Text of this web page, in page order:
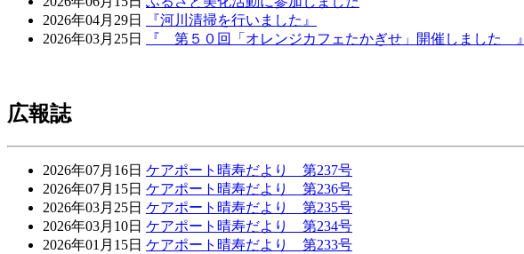
2026年04月29日
『河川清掃を行いました』
2026年03月25日
『 第５０回「オレンジカフェたかぎせ」開催しました 』
広報誌
2026年07月16日 ケアポート晴寿だより 第237号
2026年07月15日 ケアポート晴寿だより 第236号
2026年03月25日 ケアポート晴寿だより 第235号
2026年03月10日 ケアポート晴寿だより 第234号
2026年01月15日 ケアポート晴寿だより 第233号